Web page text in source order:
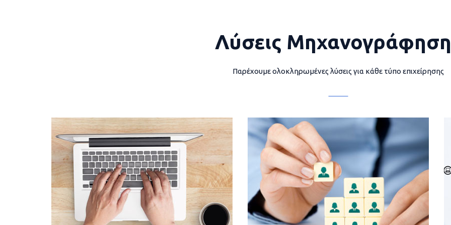
Λύσεις
Παρέχουμε ολοκληρωμένες λύσεις για κάθε τύπο επιχείρησης